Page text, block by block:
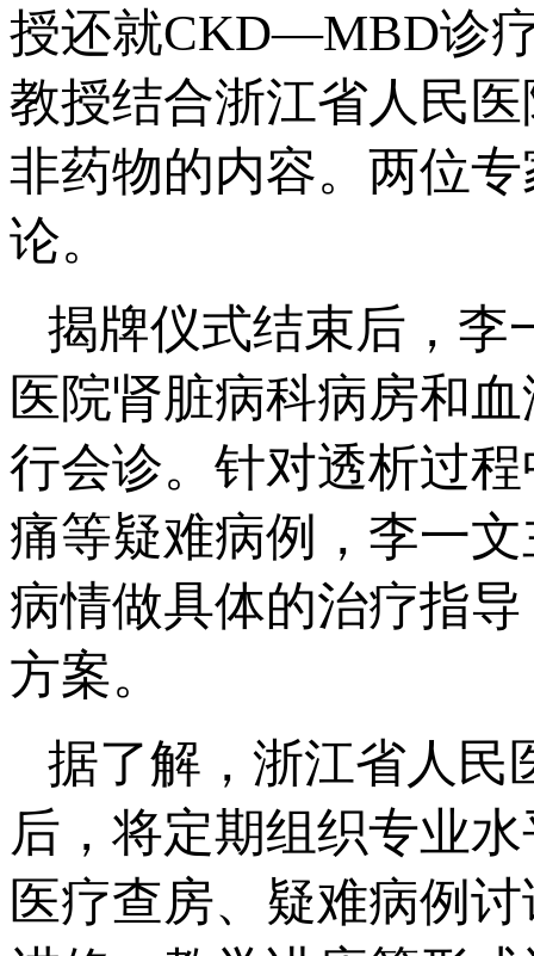
授还就CKD—MBD诊
教授结合浙江省人民
非药物的内容。两位
论。
揭牌仪式结束后，李
医院肾脏病科病房和
行会诊。针对透析过
痛等疑难病例，李一
病情做具体的治疗指
方案。
据了解，浙江省人民
后，将定期组织专业
医疗查房、疑难病例